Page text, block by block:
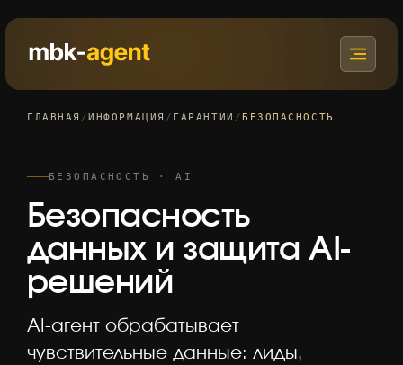
ГЛАВНАЯ /ИНФОРМАЦИЯ / ГАРАНТИИ / БЕЗОПАСНОСТЬ
БЕЗОПАСНОСТЬ · AI
Безопасность
данных и защита AI-
решений
AI-агент обрабатывает
чувствительные данные: лиды,